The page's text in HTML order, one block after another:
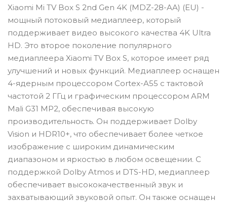
Xiaomi Mi TV Box S 2nd Gen 4K (MDZ-28-AA) (EU) -
мощный потоковый медиаплеер, который
поддерживает видео высокого качества 4K Ultra
HD. Это второе поколение популярного
медиаплеера Xiaomi TV Box S, которое имеет ряд
улучшений и новых функций. Медиаплеер оснащен
4-ядерным процессором Cortex-A55 с тактовой
частотой 2 ГГц и графическим процессором ARM
Mali G31 MP2, обеспечивая высокую
производительность. Он поддерживает Dolby
Vision и HDR10+, что обеспечивает более четкое
изображение с широким динамическим
диапазоном и яркостью в любом освещении. С
поддержкой Dolby Atmos и DTS-HD, медиаплеер
обеспечивает высококачественный звук и
захватывающий звуковой опыт. Он также оснащен